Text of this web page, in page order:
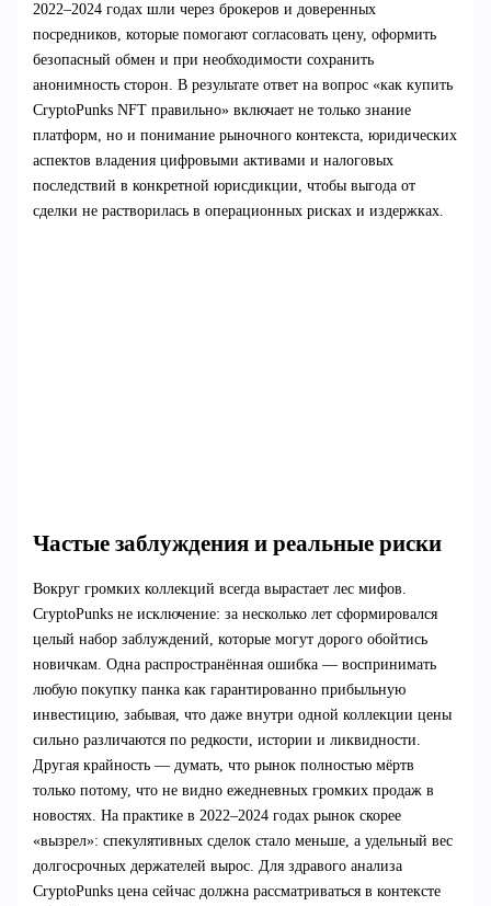
2022–2024 годах шли через брокеров и доверенных
посредников, которые помогают согласовать цену, оформить
безопасный обмен и при необходимости сохранить
анонимность сторон. В результате ответ на вопрос «как купить
CryptoPunks NFT правильно» включает не только знание
платформ, но и понимание рыночного контекста, юридических
аспектов владения цифровыми активами и налоговых
последствий в конкретной юрисдикции, чтобы выгода от
сделки не растворилась в операционных рисках и издержках.
Частые заблуждения и реальные риски
Вокруг громких коллекций всегда вырастает лес мифов.
CryptoPunks не исключение: за несколько лет сформировался
целый набор заблуждений, которые могут дорого обойтись
новичкам. Одна распространённая ошибка — воспринимать
любую покупку панка как гарантированно прибыльную
инвестицию, забывая, что даже внутри одной коллекции цены
сильно различаются по редкости, истории и ликвидности.
Другая крайность — думать, что рынок полностью мёртв
только потому, что не видно ежедневных громких продаж в
новостях. На практике в 2022–2024 годах рынок скорее
«вызрел»: спекулятивных сделок стало меньше, а удельный вес
долгосрочных держателей вырос. Для здравого анализа
CryptoPunks цена сейчас должна рассматриваться в контексте